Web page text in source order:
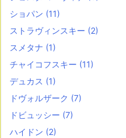
ショパン (11)
ストラヴィンスキー (2)
スメタナ (1)
チャイコフスキー (11)
デュカス (1)
ドヴォルザーク (7)
ドビュッシー (7)
ハイドン (2)